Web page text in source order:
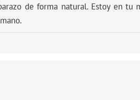
de forma natural. Estoy en tu